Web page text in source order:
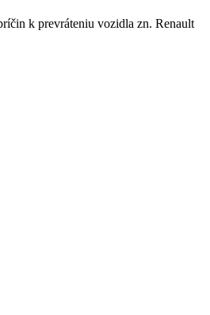
k prevráteniu vozidla zn. Renault